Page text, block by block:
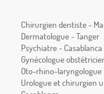
Chirurgien dentiste -
Dermatologue - Tanger
Psychiatre - Casablanca
Gynécologue
Oto-rhino-laryngologue
Urologue et chirurgien